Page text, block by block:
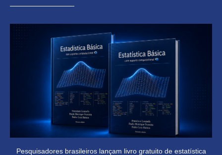
Pesquisadores brasileiros lançam livro gratuito de estatística